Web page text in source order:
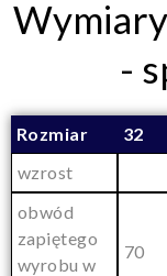
-
Rozmiar 32
wzrost
obwód
zapiętego
wyrobu w
70